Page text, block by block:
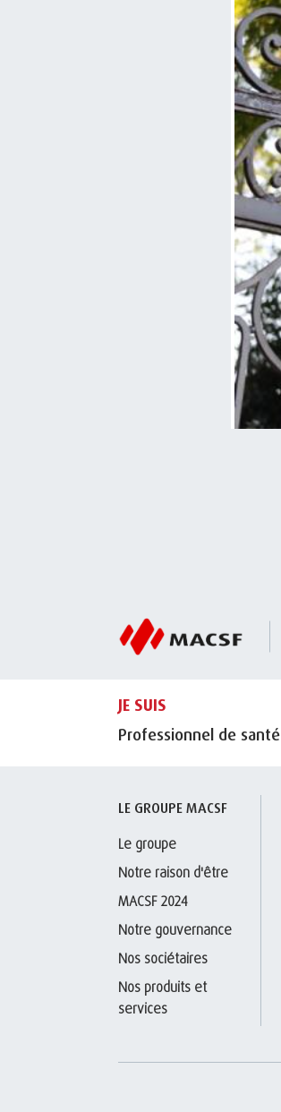
JE SUIS
Professionnel de santé
LE GROUPE MACSF
Le groupe
Notre raison d'être
MACSF 2024
Notre gouvernance
Nos sociétaires
Nos produits et
services